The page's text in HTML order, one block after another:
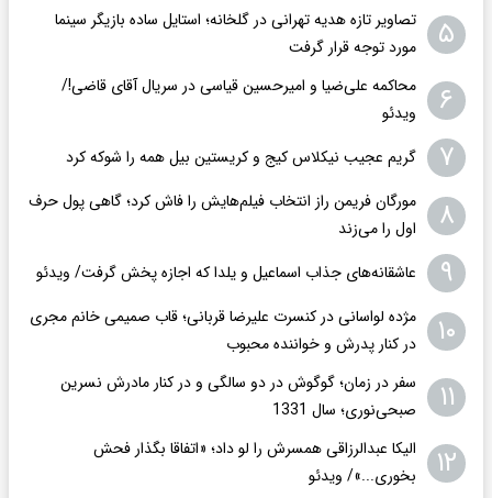
۵
تصاویر تازه هدیه تهرانی در گلخانه؛ استایل ساده بازیگر سینما
مورد توجه قرار گرفت
۶
محاکمه علی‌ضیا و امیرحسین قیاسی در سریال آقای قاضی!/
ویدئو
۷ گریم عجیب نیکلاس کیج و کریستین بیل همه را شوکه کرد
۸
مورگان فریمن راز انتخاب فیلم‌هایش را فاش کرد؛ گاهی پول حرف
اول را می‌زند
۹ عاشقانه‌های جذاب اسماعیل و یلدا که اجازه پخش گرفت/ ویدئو
۱۰
مژده لواسانی در کنسرت علیرضا قربانی؛ قاب صمیمی خانم مجری
در کنار پدرش و خواننده محبوب
۱۱
سفر در زمان؛ گوگوش در دو سالگی و در کنار مادرش نسرین
صبحی‌نوری؛ سال 1331
۱۲
الیکا عبدالرزاقی همسرش را لو داد؛ «اتفاقا بگذار فحش
بخوری...»/ ویدئو